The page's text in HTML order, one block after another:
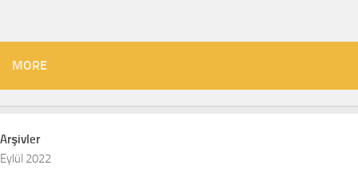
MORE
Arşivler
Eylül 2022